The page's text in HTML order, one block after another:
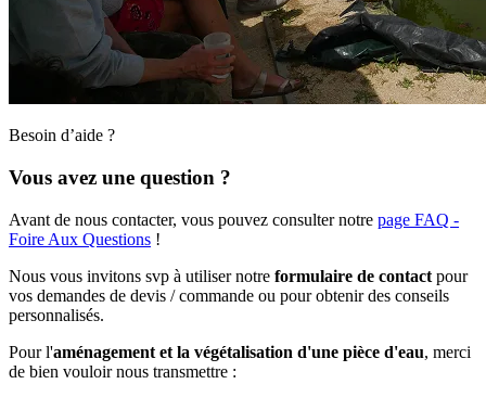
Besoin d’aide ?
Vous avez une question ?
Avant de nous contacter, vous pouvez consulter notre page FAQ -
Foire Aux Questions !
Nous vous invitons svp à utiliser notre formulaire de contact pour
vos demandes de devis / commande ou pour obtenir des conseils
personnalisés.
Pour l'aménagement et la végétalisation d'une pièce d'eau, merci
de bien vouloir nous transmettre :